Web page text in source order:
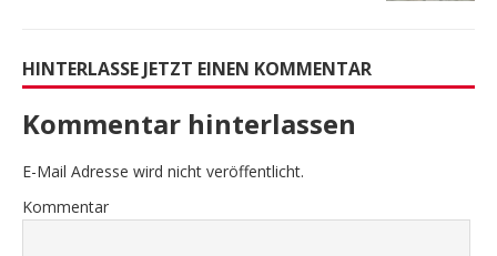
HINTERLASSE JETZT EINEN KOMMENTAR
Kommentar hinterlassen
E-Mail Adresse wird nicht veröffentlicht.
Kommentar